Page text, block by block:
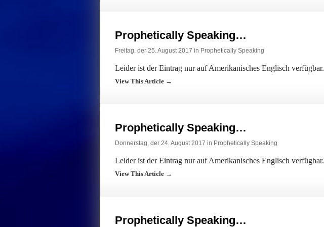
Prophetically Speaking…
Freitag, der 25. August 2017 in Prophetically Speaking
Leider ist der Eintrag nur auf Amerikanisches Englisch verfügbar.
View This Article →
Prophetically Speaking…
Donnerstag, der 24. August 2017 in Prophetically Speaking
Leider ist der Eintrag nur auf Amerikanisches Englisch verfügbar.
View This Article →
Prophetically Speaking…